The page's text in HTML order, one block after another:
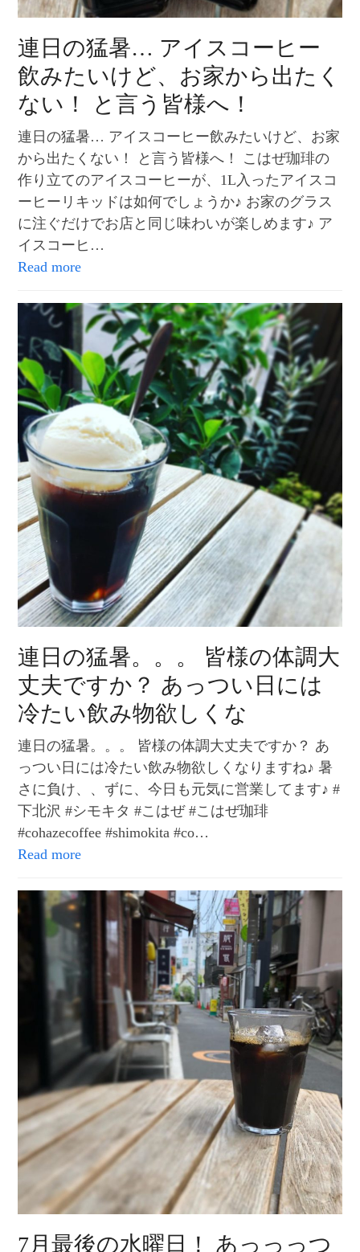
連日の猛暑… アイスコーヒー
飲みたいけど、お家から出たく
ない！ と言う皆様へ！
連日の猛暑… アイスコーヒー飲みたいけど、お家
から出たくない！ と言う皆様へ！ こはぜ珈琲の
作り立てのアイスコーヒーが、1L入ったアイスコ
ーヒーリキッドは如何でしょうか♪ お家のグラス
に注ぐだけでお店と同じ味わいが楽しめます♪ ア
イスコーヒ…
Read more
連日の猛暑。。。 皆様の体調大
丈夫ですか？ あっつい日には
冷たい飲み物欲しくな
連日の猛暑。。。 皆様の体調大丈夫ですか？ あ
っつい日には冷たい飲み物欲しくなりますね♪ 暑
さに負け、、ずに、今日も元気に営業してます♪ #
下北沢 #シモキタ #こはぜ #こはぜ珈琲
#cohazecoffee #shimokita #co…
Read more
7月最後の水曜日！ あっっっつ